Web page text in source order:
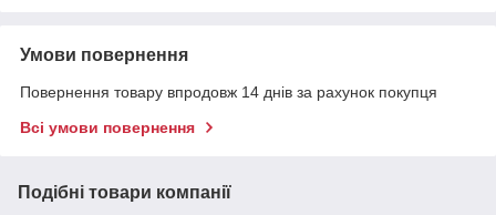
Умови повернення
Повернення товару впродовж 14 днів за рахунок покупця
Всі умови повернення
Подібні товари компанії